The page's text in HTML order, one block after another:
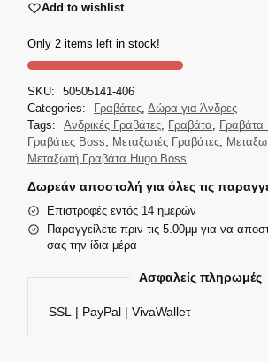
Add to wishlist
Only 2 items left in stock!
SKU:
50505141-406
Categories:
Γραβάτες ,Δώρα για Άνδρες
Tags:
Ανδρικές Γραβάτες Γραβάτα Γραβάτα
Γραβάτες Boss
Μεταξωτές Γραβάτες
Μεταξωτή Γραβάτα Hugo Boss
Δωρεάν αποστολή για όλες τις
Επιστροφές εντός 14 ημερών
Παραγγείλετε πριν τις 5.00μμ για να
σας την ίδια μέρα
Ασφαλείς πληρωμές
SSL | PayPal | VivaWalleτ